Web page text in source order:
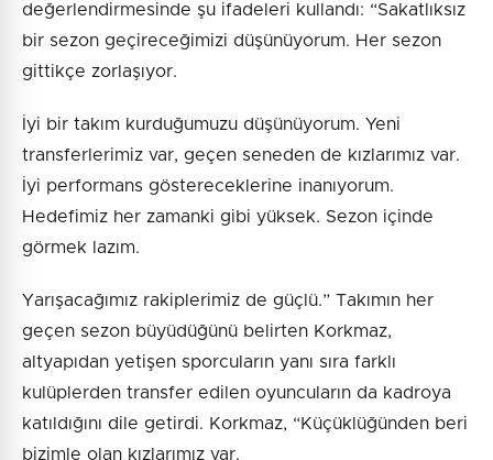
değerlendirmesinde şu ifadeleri kullandı: “Sakatlıksız
bir sezon geçireceğimizi düşünüyorum. Her sezon
gittikçe zorlaşıyor.
İyi bir takım kurduğumuzu düşünüyorum. Yeni
transferlerimiz var, geçen seneden de kızlarımız var.
İyi performans göstereceklerine inanıyorum.
Hedefimiz her zamanki gibi yüksek. Sezon içinde
görmek lazım.
Yarışacağımız rakiplerimiz de güçlü.” Takımın her
geçen sezon büyüdüğünü belirten Korkmaz,
altyapıdan yetişen sporcuların yanı sıra farklı
kulüplerden transfer edilen oyuncuların da kadroya
katıldığını dile getirdi. Korkmaz, “Küçüklüğünden beri
bizimle olan kızlarımız var.